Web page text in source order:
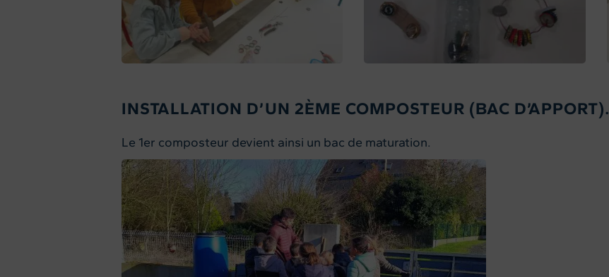
INSTALLATION D’UN 2ÈME COMPOSTEUR (BAC D’APPORT).
Le 1er composteur devient ainsi un bac de maturation.